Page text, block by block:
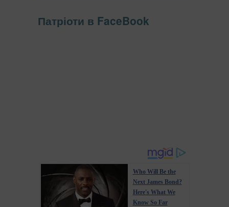
Патріоти в FaceBook
Who Will Be the
Next James Bond?
Here's What We
Know So Far